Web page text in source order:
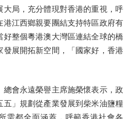
大局，充分體現對香港的重視，呼
港江西鄉親要團結支持特區政府有
好整個粵港澳大灣區連結全球的橋
發展開拓新空間，「國家好，香港
會永遠榮譽主席施榮懷表示，政
五」規劃從產業發展到柴米油鹽糧
需都全面涵蓋，呼籲香港社會各